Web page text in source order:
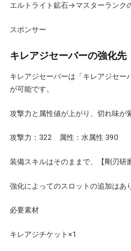
エルトライト鉱石→マスターランク
スポンサー
キレアジセーバーの強化先
キレアジセーバーは「キレアジセー
が可能です。
攻撃力と属性値が上がり、切れ味が
攻撃力：322 属性：水属性 390
装備スキルはそのままで、【剛刃研
強化によってのスロットの追加はあ
必要素材
キレアジチケット×1